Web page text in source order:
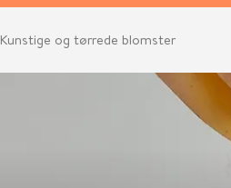
Kunstige og tørrede blomster